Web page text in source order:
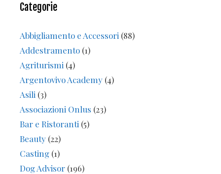
Categorie
Abbigliamento e Accessori (88)
Addestramento (1)
Agriturismi (4)
Argentovivo Academy (4)
Asili (3)
Associazioni Onlus (23)
Bar e Ristoranti (5)
Beauty (22)
Casting (1)
Dog Advisor (196)